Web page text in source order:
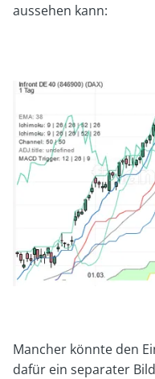
aussehen kann:
Mancher könnte den
dafür ein separater